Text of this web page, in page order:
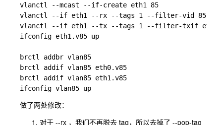
vlanctl --mcast --if-create eth1 85
vlanctl --if eth1 --rx --tags 1 --filter-vid 85 0 --
vlanctl --if eth1 --tx --tags 1 --filter-txif eth1.v85
ifconfig eth1.v85 up
brctl addbr vlan85
brctl addif vlan85 eth0.v85
brctl addif vlan85 eth1.v85
做了两处修改：
对于 --rx ，我们不再脱去 tag，所以去掉了 --pop-tag